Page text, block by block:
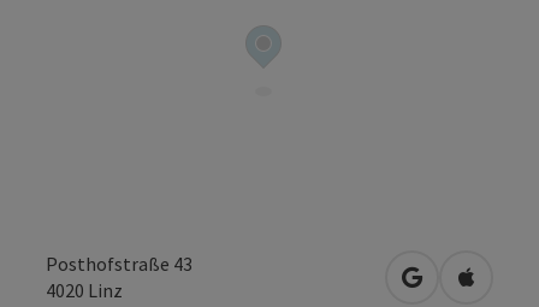
Posthofstraße 43
4020 Linz in Google
in